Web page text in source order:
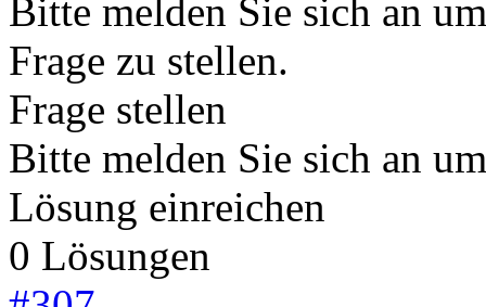
Bitte melden Sie sich an
Frage zu stellen.
Frage stellen
Bitte melden Sie sich an
Lösung einreichen
0 Lösungen